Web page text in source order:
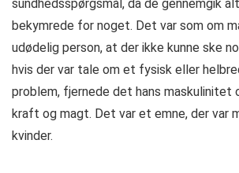
sundhedsspørgsmål, da de gennemgik
bekymrede for noget. Det var som om
udødelig person, at der ikke kunne ske
hvis der var tale om et fysisk eller
problem, fjernede det hans maskulinitet
kraft og magt. Det var et emne, der var
kvinder.